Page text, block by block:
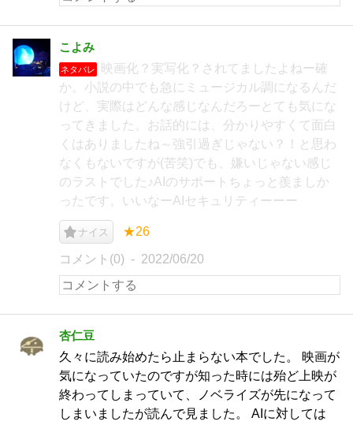
こよみ
ネタバレ
映画化？実写化？されてましたよねー確
か。小説の中でも急にミュージカル調になるんだ
けど、実際はどんな感じなんだろーとても気にな
ってきました。お話的には、分かりやすくて面白
くはありましたね～強引過ぎじゃない？！と思わ
なくもないですが(苦笑)でも、嫌いじゃない感じ
のラストでした♪AIのサポートちょっと羨ましか
ったです。いいなーAIセキュリティーーー
ナイス ★26
コメント(0) 2022/06/20
杏仁豆
久々に読み始めたら止まらない本でした。 映画が
気になっていたのですが知った時には殆ど上映が
終わってしまっていて、ノベライズが先になって
しまいましたが読んで見ました。 AIに対しては